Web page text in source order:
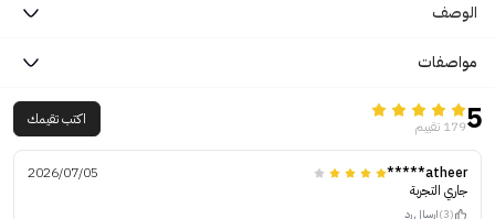
الوصف
مواصفات
5179 تقييم اكتب تقيمك
atheer*****
2026/07/05
جاري التجربة
(3) ارسال رد